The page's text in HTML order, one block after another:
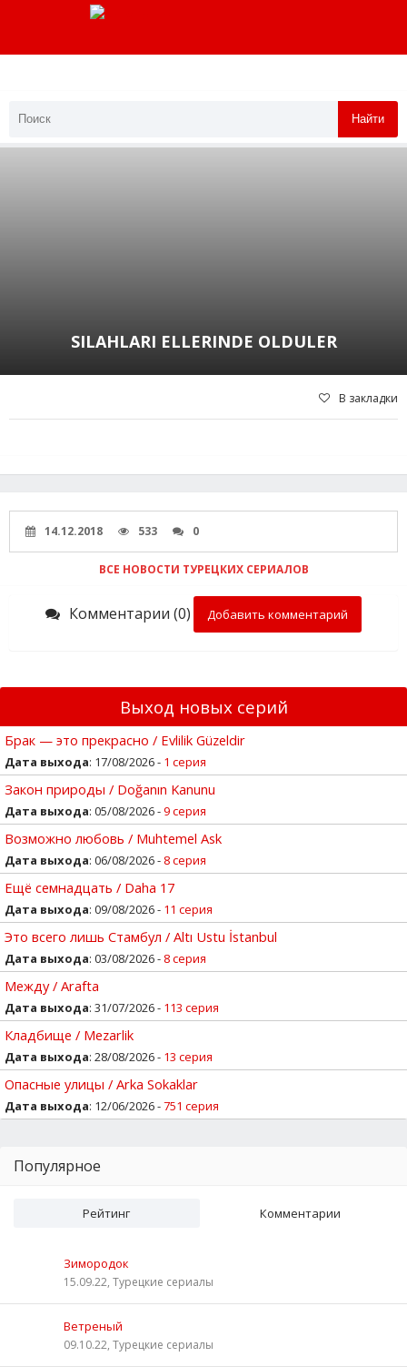
Найти
SILAHLARI ELLERINDE OLDULER
В закладки
14.12.2018 533 0
ВСЕ НОВОСТИ ТУРЕЦКИХ СЕРИАЛОВ
Комментарии (0) Добавить комментарий
Выход новых серий
Брак — это прекрасно / Evlilik Güzeldir
Дата выхода: 17/08/2026 - 1 серия
Закон природы / Doğanın Kanunu
Дата выхода: 05/08/2026 -9 серия
Возможно любовь / Muhtemel Ask
Дата выхода: 06/08/2026 - 8 серия
Ещё семнадцать / Daha 17
Дата выхода: 09/08/2026 - 11 серия
Это всего лишь Стамбул / Altı Ustu İstanbul
Дата выхода: 03/08/2026 - 8 серия
Между / Arafta
Дата выхода: 31/07/2026 - 113 серия
Кладбище / Mezarlik
Дата выхода: 28/08/2026 - 13 серия
Опасные улицы / Arka Sokaklar
Дата выхода: 12/06/2026 -751 серия
Популярное
Рейтинг Комментарии
Зимородок
15.09.22, Турецкие сериалы
Ветреный
09.10.22, Турецкие сериалы